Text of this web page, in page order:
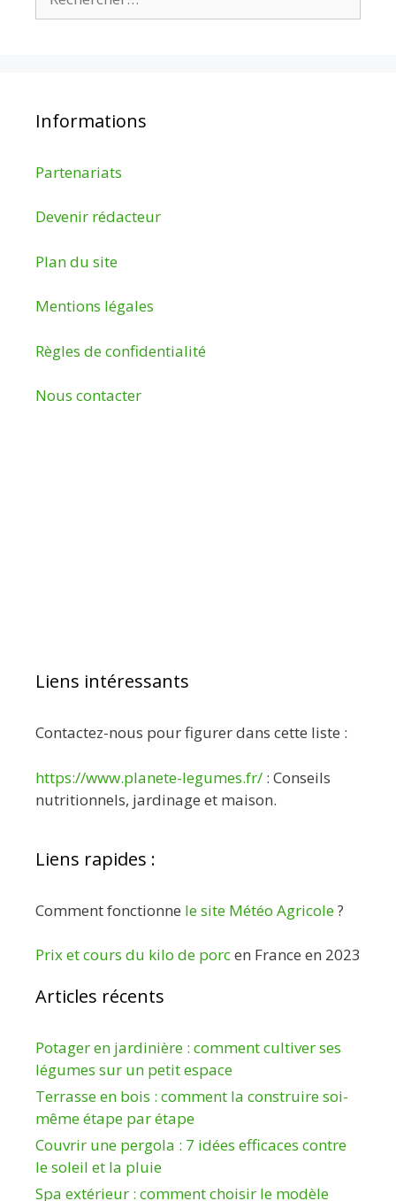
Informations
Partenariats
Devenir rédacteur
Plan du site
Mentions légales
Règles de confidentialité
Nous contacter
Liens intéressants
Contactez-nous pour figurer dans cette liste :
https://www.planete-legumes.fr/ : Conseils
nutritionnels, jardinage et maison.
Liens rapides :
Comment fonctionne le site Météo Agricole?
Prix et cours du kilo de porcen France en 2023
Articles récents
Potager en jardinière : comment cultiver ses
légumes sur un petit espace
Terrasse en bois : comment la construire soi-
même étape par étape
Couvrir une pergola : 7 idées efficaces contre
le soleil et la pluie
Spa extérieur : comment choisir le modèle